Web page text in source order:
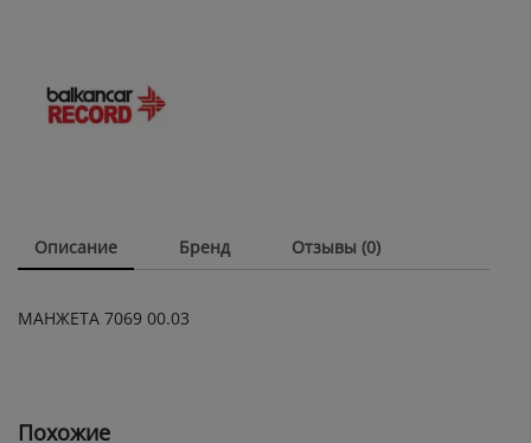
Описание Бренд Отзывы (0)
МАНЖЕТА 7069 00.03
Похожие